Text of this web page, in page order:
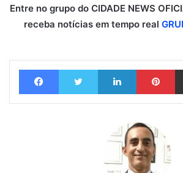
Entre no grupo do CIDADE NEWS
receba notícias em tempo real
Facebook Twitter Linkedin Pinterest